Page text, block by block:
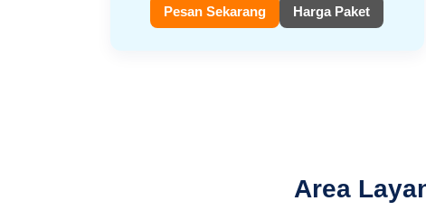
Pesan Sekarang Harga Paket
Area